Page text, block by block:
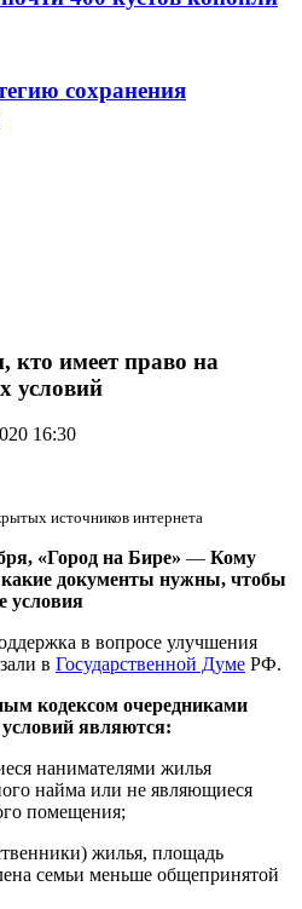
сохранения
кто имеет право на
условий
16:30
источников интернета
«Город на Бире» — Кому
какие документы нужны, чтобы
условия
в вопросе улучшения
в Государственной Думе РФ.
кодексом очередниками
являются:
нанимателями жилья
найма или не являющиеся
помещения;
жилья, площадь
семьи меньше общепринятой